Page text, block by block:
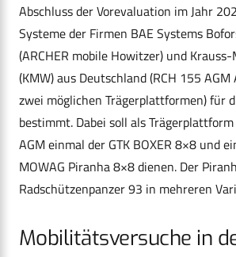
Abschluss der Vorevaluation im Jahr
Systeme der Firmen BAE Systems
(ARCHER mobile Howitzer) und
(KMW) aus Deutschland (RCH 155
zwei möglichen Trägerplattformen) für
bestimmt. Dabei soll als
AGM einmal der GTK BOXER 8×8 und
MOWAG Piranha 8×8 dienen. Der
Radschützenpanzer 93 in mehreren
Mobilitätsversuche in